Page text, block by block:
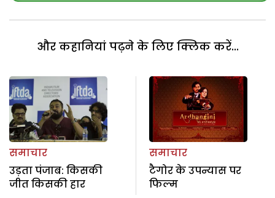
और कहानियां पढ़ने के लिए क्लिक करें...
समाचार
उड़ता पंजाब: किसकी
जीत किसकी हार
समाचार
टैगोर के उपन्यास पर
फिल्म